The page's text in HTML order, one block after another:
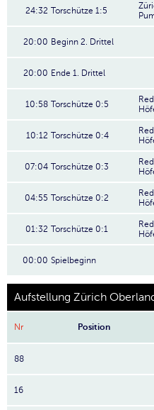
24:32 Torschütze 1:5
20:00 Beginn 2. Drittel
20:00 Ende 1. Drittel
10:58 Torschütze 0:5
10:12 Torschütze 0:4
07:04 Torschütze 0:3
04:55 Torschütze 0:2
01:32 Torschütze 0:1
00:00 Spielbeginn
Aufstellung Zürich
Nr Position
88
16